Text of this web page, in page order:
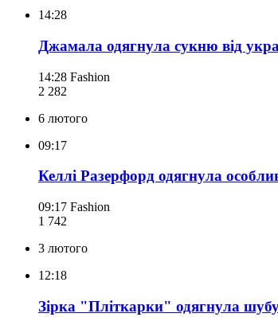
14:28
Джамала одягнула сукню від
14:28 Fashion
2 282
6 лютого
09:17
Келлі Разерфорд одягнула
09:17 Fashion
1 742
3 лютого
12:18
Зірка "Пліткарки" одягнула